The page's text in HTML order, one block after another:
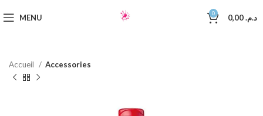
MENU 0 د.م.
Accueil Accessories